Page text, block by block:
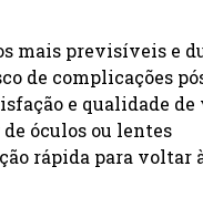
mais previsíveis e
de complicações
e qualidade de
óculos ou lentes
rápida para voltar